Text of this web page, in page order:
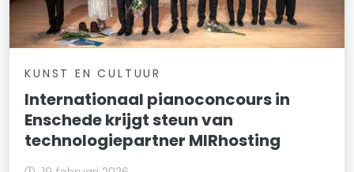
KUNST EN CULTUUR
Internationaal pianoconcours in
Enschede krijgt steun van
technologiepartner MIRhosting